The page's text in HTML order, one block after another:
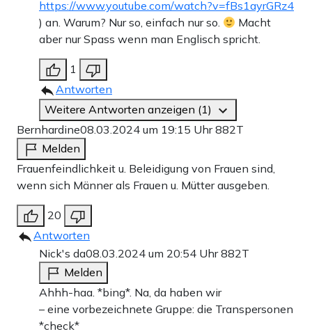
https://www.youtube.com/watch?v=fBs1ayrGRz4
) an. Warum? Nur so, einfach nur so.
Macht
aber nur Spass wenn man Englisch spricht.
1
Antworten
Weitere Antworten anzeigen (1)
Bernhardine08.03.2024 um 19:15 Uhr882T
Melden
Frauenfeindlichkeit u. Beleidigung von Frauen sind,
wenn sich Männer als Frauen u. Mütter ausgeben.
20
Antworten
Nick's da08.03.2024 um 20:54 Uhr882T
Melden
Ahhh-haa. *bing*. Na, da haben wir
– eine vorbezeichnete Gruppe: die Transpersonen
*check*